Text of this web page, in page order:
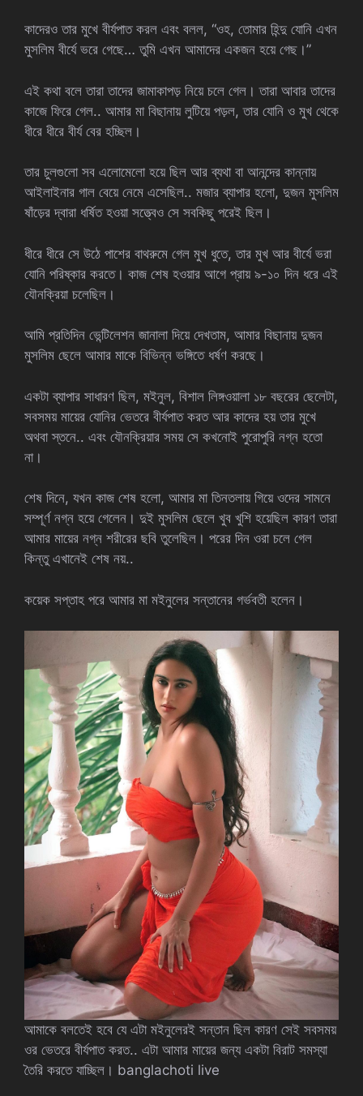
কাদেরও তার মুখে বীর্যপাত করল এবং বলল, “ওহ, তোমার হিন্দু যোনি এখন
মুসলিম বীর্যে ভরে গেছে… তুমি এখন আমাদের একজন হয়ে গেছ।”
এই কথা বলে তারা তাদের জামাকাপড় নিয়ে চলে গেল। তারা আবার তাদের
কাজে ফিরে গেল.. আমার মা বিছানায় লুটিয়ে পড়ল, তার যোনি ও মুখ থেকে
ধীরে ধীরে বীর্য বের হচ্ছিল।
তার চুলগুলো সব এলোমেলো হয়ে ছিল আর ব্যথা বা আনন্দের কান্নায়
আইলাইনার গাল বেয়ে নেমে এসেছিল.. মজার ব্যাপার হলো, দুজন মুসলিম
ষাঁড়ের দ্বারা ধর্ষিত হওয়া সত্ত্বেও সে সবকিছু পরেই ছিল।
ধীরে ধীরে সে উঠে পাশের বাথরুমে গেল মুখ ধুতে, তার মুখ আর বীর্যে ভরা
যোনি পরিষ্কার করতে। কাজ শেষ হওয়ার আগে প্রায় ৯-১০ দিন ধরে এই
যৌনক্রিয়া চলেছিল।
আমি প্রতিদিন ভেন্টিলেশন জানালা দিয়ে দেখতাম, আমার বিছানায় দুজন
মুসলিম ছেলে আমার মাকে বিভিন্ন ভঙ্গিতে ধর্ষণ করছে।
একটা ব্যাপার সাধারণ ছিল, মইনুল, বিশাল লিঙ্গওয়ালা ১৮ বছরের ছেলেটা,
সবসময় মায়ের যোনির ভেতরে বীর্যপাত করত আর কাদের হয় তার মুখে
অথবা স্তনে.. এবং যৌনক্রিয়ার সময় সে কখনোই পুরোপুরি নগ্ন হতো
না।
শেষ দিনে, যখন কাজ শেষ হলো, আমার মা তিনতলায় গিয়ে ওদের সামনে
সম্পূর্ণ নগ্ন হয়ে গেলেন। দুই মুসলিম ছেলে খুব খুশি হয়েছিল কারণ তারা
আমার মায়ের নগ্ন শরীরের ছবি তুলেছিল। পরের দিন ওরা চলে গেল
কিন্তু এখানেই শেষ নয়..
কয়েক সপ্তাহ পরে আমার মা মইনুলের সন্তানের গর্ভবতী হলেন।
আমাকে বলতেই হবে যে এটা মইনুলেরই সন্তান ছিল কারণ সেই সবসময়
ওর ভেতরে বীর্যপাত করত.. এটা আমার মায়ের জন্য একটা বিরাট সমস্যা
তৈরি করতে যাচ্ছিল। banglachoti live